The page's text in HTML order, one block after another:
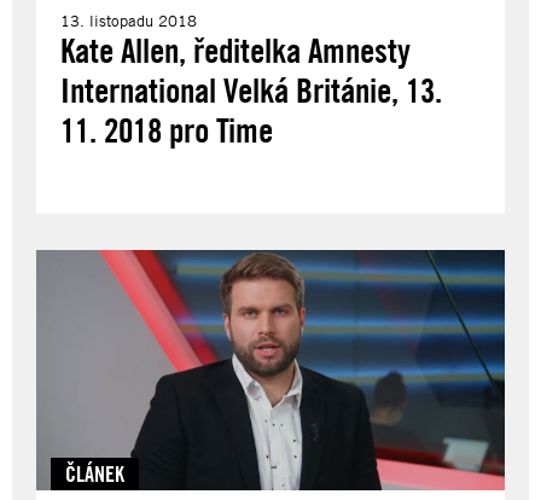
13. listopadu 2018
Kate Allen, ředitelka Amnesty
International Velká Británie, 13.
11. 2018 pro Time
ČLÁNEK